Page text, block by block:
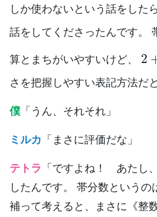
しか使わないという話をした
話をしてくださったんです。
算とまちがいやすいけど、
2
さを把握しやすい表記方法だと
僕 「うん、それそれ」
ミルカ 「まさに評価だな」
テトラ 「ですよね！ あたし
したんです。 帯分数というの
補って考えると、まさに《整